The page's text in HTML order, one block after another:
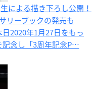
による描き下ろし公開！
リーブックの発売も
2020年1月27日をもっ
記念し「3周年記念P…